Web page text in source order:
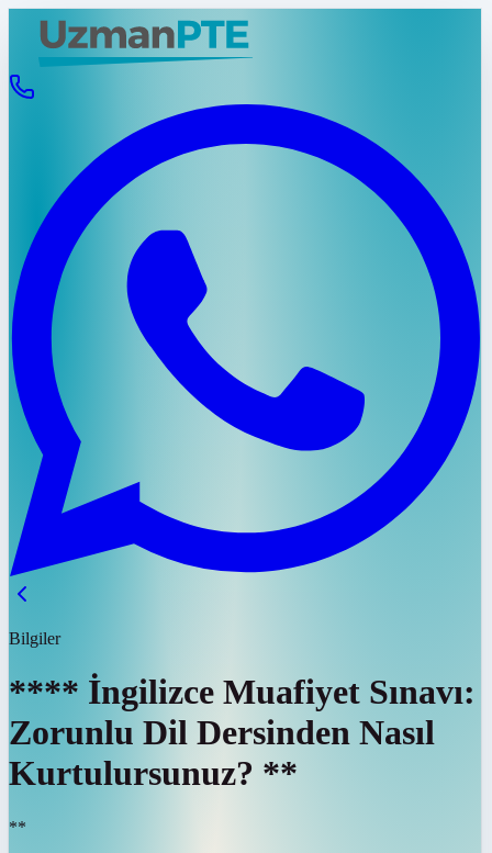
Bilgiler
**** İngilizce Muafiyet Sınavı:
Zorunlu Dil Dersinden Nasıl
Kurtulursunuz? **
**